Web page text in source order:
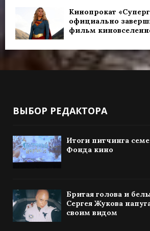
Кинопрокат
официально
фильм
ВЫБОР РЕДАКТОРА
Итоги питчинга
Фонда кино
Бритая голова и
Сергея Жукова
своим видом